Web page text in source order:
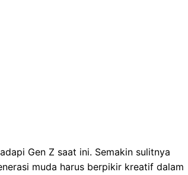
Gen Z saat ini. Semakin sulitnya
muda harus berpikir kreatif dalam